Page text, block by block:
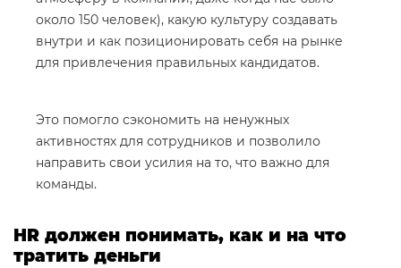
около 150 человек), какую культуру создавать
внутри и как позиционировать себя на рынке
для привлечения правильных кандидатов.
Это помогло сэкономить на ненужных
активностях для сотрудников и позволило
направить свои усилия на то, что важно для
команды.
HR должен понимать, как и на что
тратить деньги